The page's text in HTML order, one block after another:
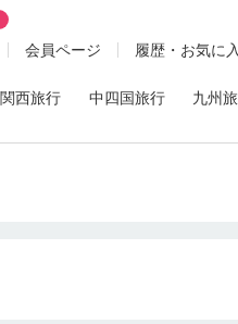
会員ページ 履歴・お気に
関西旅行 中四国旅行 九州